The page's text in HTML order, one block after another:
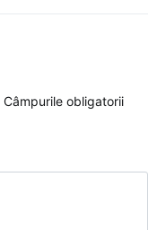
Câmpurile obligatorii